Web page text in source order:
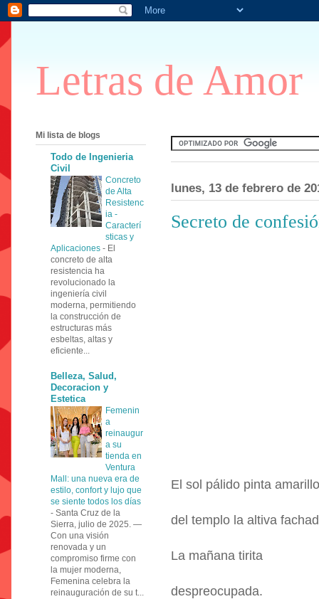
Letras de Amor
lunes, 13 de febrero de
Secreto de
El sol pálido pinta amarillo
del templo la altiva
La mañana tirita
despreocupada.
Mi lista de blogs
Todo de Ingenieria
Civil
Concreto
de Alta
Resistenc
ia -
Caracterí
sticas y
Aplicaciones - El
concreto de alta
resistencia ha
revolucionado la
ingeniería civil
moderna, permitiendo
la construcción de
estructuras más
esbeltas, altas y
eficiente...
Belleza, Salud,
Decoracion y
Estetica
Femenin
a
reinaugur
a su
tienda en
Ventura
Mall: una nueva era de
estilo, confort y lujo que
se siente todos los días
- Santa Cruz de la
Sierra, julio de 2025. —
Con una visión
renovada y un
compromiso firme con
la mujer moderna,
Femenina celebra la
reinauguración de su t...